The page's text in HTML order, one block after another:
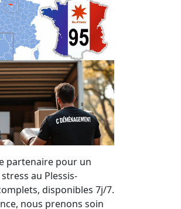
partenaire pour un
au Plessis-
disponibles 7j/7.
nous prenons soin